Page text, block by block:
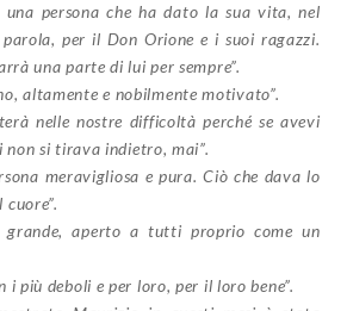
una persona che ha dato la sua vita, nel
per il Don Orione e i suoi ragazzi.
una parte di lui per sempre”.
altamente e nobilmente motivato”.
nelle nostre difficoltà perché se avevi
si tirava indietro, mai”.
meravigliosa e pura. Ciò che dava lo
grande, aperto a tutti proprio come un
i più deboli e per loro, per il loro bene”.